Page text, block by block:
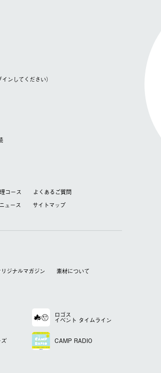
インしてください）
コース
よくあるご質問
ニュース サイトマップ
ジナルマガジン 素材について
ロゴス
イベント タイムライン
CAMP RADIO